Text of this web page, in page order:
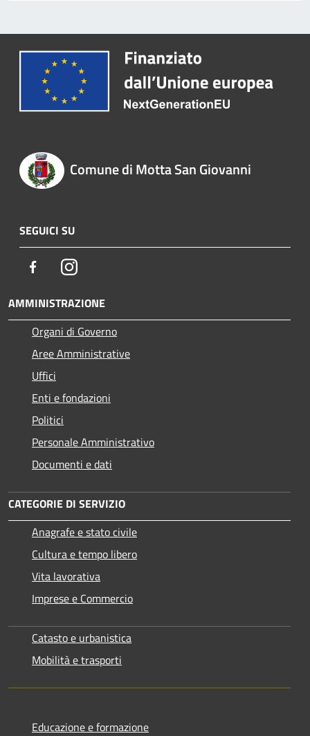
Comune di Motta San Giovanni
SEGUICI SU
FacebookInstagram
AMMINISTRAZIONE
Organi di Governo
Aree Amministrative
Uffici
Enti e fondazioni
Politici
Personale Amministrativo
Documenti e dati
CATEGORIE DI SERVIZIO
Anagrafe e stato civile
Cultura e tempo libero
Vita lavorativa
Imprese e Commercio
Catasto e urbanistica
Mobilità e trasporti
Educazione e formazione